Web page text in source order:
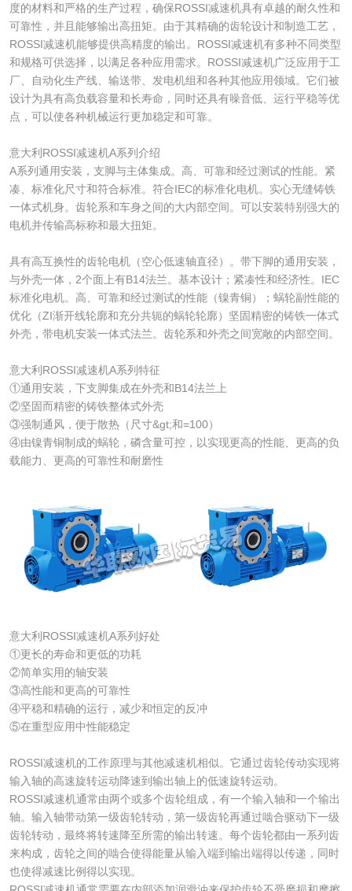
度的材料和严格的生产过程，确保ROSSI减速机具有卓越的耐久性和
可靠性，并且能够输出高扭矩。由于其精确的齿轮设计和制造工艺，
ROSSI减速机能够提供高精度的输出。ROSSI减速机有多种不同类型
和规格可供选择，以满足各种应用需求。ROSSI减速机广泛应用于工
厂、自动化生产线、输送带、发电机组和各种其他应用领域。它们被
设计为具有高负载容量和长寿命，同时还具有噪音低、运行平稳等优
点，可以使各种机械运行更加稳定和可靠。
意大利ROSSI减速机A系列介绍
A系列通用安装，支脚与主体集成。高、可靠和经过测试的性能。紧
凑、标准化尺寸和符合标准。符合IEC的标准化电机。实心无缝铸铁
一体式机身。齿轮系和车身之间的大内部空间。可以安装特别强大的
电机并传输高标称和最大扭矩。
具有高互换性的齿轮电机（空心低速轴直径）。带下脚的通用安装，
与外壳一体，2个面上有B14法兰。基本设计；紧凑性和经济性。IEC
标准化电机。高、可靠和经过测试的性能（镍青铜）；蜗轮副性能的
优化（ZI渐开线轮廓和充分共轭的蜗轮轮廓）坚固精密的铸铁一体式
外壳，带电机安装一体式法兰。齿轮系和外壳之间宽敞的内部空间。
意大利ROSSI减速机A系列特征
①通用安装，下支脚集成在外壳和B14法兰上
②坚固而精密的铸铁整体式外壳
③强制通风，便于散热（尺寸&gt;和=100）
④由镍青铜制成的蜗轮，磷含量可控，以实现更高的性能、更高的负
载能力、更高的可靠性和耐磨性
意大利ROSSI减速机A系列好处
①更长的寿命和更低的功耗
②简单实用的轴安装
③高性能和更高的可靠性
④平稳和精确的运行，减少和恒定的反冲
⑤在重型应用中性能稳定
ROSSI减速机的工作原理与其他减速机相似。它通过齿轮传动实现将
输入轴的高速旋转运动降速到输出轴上的低速旋转运动。
ROSSI减速机通常由两个或多个齿轮组成，有一个输入轴和一个输出
轴。输入轴带动第一级齿轮转动，第一级齿轮再通过啮合驱动下一级
齿轮转动，最终将转速降至所需的输出转速。每个齿轮都由一系列齿
来构成，齿轮之间的啮合使得能量从输入端到输出端得以传递，同时
也使得减速比例得以实现。